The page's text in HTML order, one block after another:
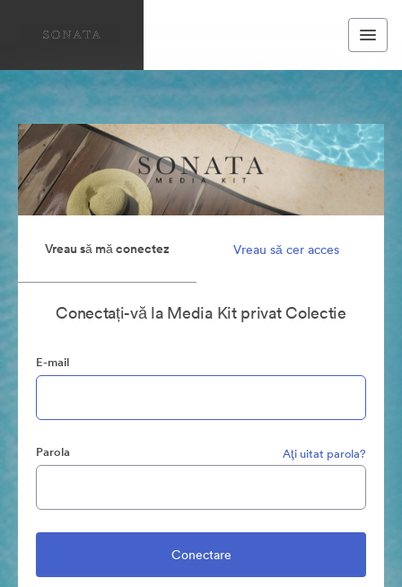
Vreau să mă conectez Vreau să cer acces
Conectați-vă la Media Kit privat Colectie
E-mail
Parola Aţi uitat parola?